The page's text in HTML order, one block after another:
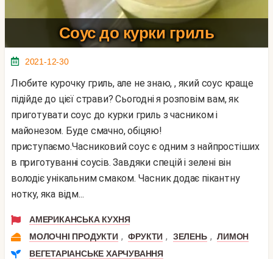
Соус до курки гриль
2021-12-30
Любите курочку гриль, але не знаю, , який соус краще
підійде до цієї страви? Сьогодні я розповім вам, як
приготувати соус до курки гриль з часником і
майонезом. Буде смачно, обіцяю!
приступаємо.Часниковий соус є одним з найпростіших
в приготуванні соусів. Завдяки спецій і зелені він
володіє унікальним смаком. Часник додає пікантну
нотку, яка відм...
АМЕРИКАНСЬКА КУХНЯ
МОЛОЧНІ ПРОДУКТИ , ФРУКТИ , ЗЕЛЕНЬ , ЛИМОН
ВЕГЕТАРІАНСЬКЕ ХАРЧУВАННЯ